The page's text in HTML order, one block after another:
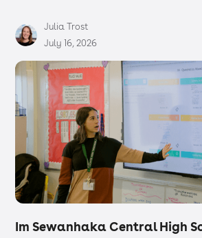
Julia Trost
July 16, 2026
Im Sewanhaka Central High